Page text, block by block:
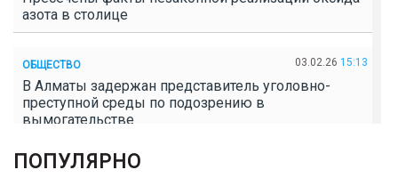
азота в столице
ОБЩЕСТВО 03.02.26 15:13
В Алматы задержан представитель уголовно-
преступной среды по подозрению в
вымогательстве
ОБЩЕСТВО
ПОПУЛЯРНО